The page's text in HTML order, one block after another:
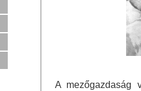
A mezőgazdaság